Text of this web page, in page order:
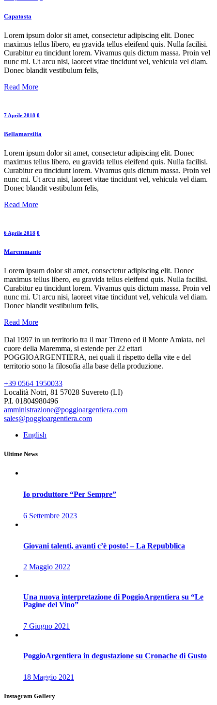
Capatosta
Lorem ipsum dolor sit amet, consectetur adipiscing elit. Donec
maximus tellus libero, eu gravida tellus eleifend quis. Nulla facilisi.
Curabitur eu tincidunt lorem. Vivamus quis dictum massa. Proin vel
nunc mi. Ut arcu nisi, laoreet vitae tincidunt vel, vehicula vel diam.
Donec blandit vestibulum felis,
Read More
7 Aprile 2018 0
Bellamarsilia
Lorem ipsum dolor sit amet, consectetur adipiscing elit. Donec
maximus tellus libero, eu gravida tellus eleifend quis. Nulla facilisi.
Curabitur eu tincidunt lorem. Vivamus quis dictum massa. Proin vel
nunc mi. Ut arcu nisi, laoreet vitae tincidunt vel, vehicula vel diam.
Donec blandit vestibulum felis,
Read More
6 Aprile 2018 0
Maremmante
Lorem ipsum dolor sit amet, consectetur adipiscing elit. Donec
maximus tellus libero, eu gravida tellus eleifend quis. Nulla facilisi.
Curabitur eu tincidunt lorem. Vivamus quis dictum massa. Proin vel
nunc mi. Ut arcu nisi, laoreet vitae tincidunt vel, vehicula vel diam.
Donec blandit vestibulum felis,
Read More
Dal 1997 in un territorio tra il mar Tirreno ed il Monte Amiata, nel
cuore della Maremma, si estende per 22 ettari
POGGIOARGENTIERA, nei quali il rispetto della vite e del
territorio sono la filosofia alla base della produzione.
+39 0564 1950033
Località Notri, 81 57028 Suvereto (LI)
P.I. 01804980496
amministrazione@poggioargentiera.com
sales@poggioargentiera.com
English
Ultime News
Io produttore “Per Sempre”
6 Settembre 2023
Giovani talenti, avanti c’è posto! – La Repubblica
2 Maggio 2022
Una nuova interpretazione di PoggioArgentiera su “Le
Pagine del Vino”
7 Giugno 2021
PoggioArgentiera in degustazione su Cronache di Gusto
18 Maggio 2021
Instagram Gallery